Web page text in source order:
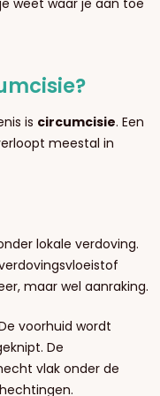
weet waar je aan toe
is circumcisie. Een
meestal in
lokale verdoving.
maar wel aanraking.
voorhuid wordt
De
vlak onder de